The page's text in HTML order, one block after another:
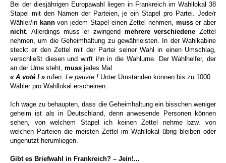
Bei der diesjährigen Europawahl liegen in Frankreich im Wahllokal 38
Stapel mit den Namen der Parteien, je ein Stapel pro Partei. Jede/r
Wähler/in kannvon jedem Stapel einen Zettel nehmen, musser aber
nicht. Allerdings muss er zwingend mehrere verschiedene Zettel
nehmen, um die Geheimhaltung zu gewährleisten. In der Wahlkabine
steckt er den Zettel mit der Partei seiner Wahl in einen Umschlag,
verschließt diesen und wirft ihn in die Wahlurne. Der Wahlhelfer, der
an der Urne steht, muss jedes Mal
« A voté ! » rufen. Le pauvre ! Unter Umständen können bis zu 1000
Wähler pro Wahllokal erscheinen.
Ich wage zu behaupten, dass die Geheimhaltung ein bisschen weniger
geheim ist als in Deutschland, denn anwesende Personen können
sehen, von welchem Stapel ich keinen Zettel nehme bzw. von
welchen Parteien die meisten Zettel im Wahllokalübrig bleiben oder
ungenutzt herumliegen.
Gibt es Briefwahl in Frankreich? – Jein!...